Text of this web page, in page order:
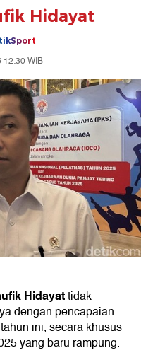
Hidayat
12:30 WIB
Hidayattidak
dengan pencapaian
ini, secara khusus
yang baru rampung.